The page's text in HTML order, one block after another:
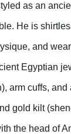
as an
He is
and
Egyptian
arm cuffs,
gold kilt
the head of